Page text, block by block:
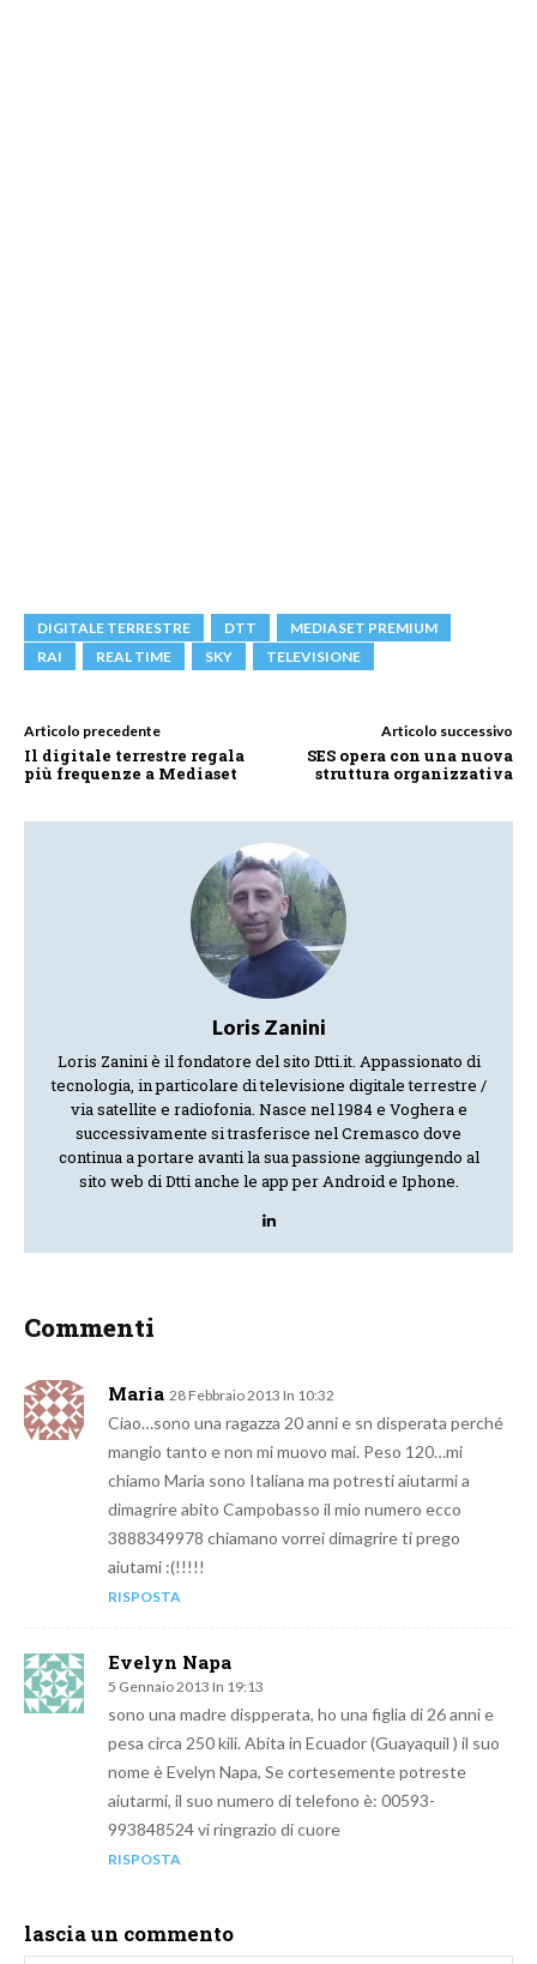
DIGITALE TERRESTRE DTT
MEDIASET PREMIUM
RAI
REAL TIME SKY TELEVISIONE
Articolo precedente
Il digitale terrestre regala
più frequenze a Mediaset
Articolo successivo
SES opera con una nuova
struttura organizzativa
Loris Zanini
Loris Zanini è il fondatore del sito Dtti.it. Appassionato di
tecnologia, in particolare di televisione digitale terrestre /
via satellite e radiofonia. Nasce nel 1984 e Voghera e
successivamente si trasferisce nel Cremasco dove
continua a portare avanti la sua passione aggiungendo al
sito web di Dtti anche le app per Android e Iphone.
Commenti
Maria 28 Febbraio 2013 In 10:32
Ciao…sono una ragazza 20 anni e sn disperata perché
mangio tanto e non mi muovo mai. Peso 120…mi
chiamo Maria sono Italiana ma potresti aiutarmi a
dimagrire abito Campobasso il mio numero ecco
3888349978 chiamano vorrei dimagrire ti prego
aiutami :(!!!!!
RISPOSTA
Evelyn Napa
5 Gennaio 2013 In 19:13
sono una madre dispperata, ho una figlia di 26 anni e
pesa circa 250 kili. Abita in Ecuador (Guayaquil ) il suo
nome è Evelyn Napa, Se cortesemente potreste
aiutarmi, il suo numero di telefono è: 00593-
993848524 vi ringrazio di cuore
RISPOSTA
lascia un commento